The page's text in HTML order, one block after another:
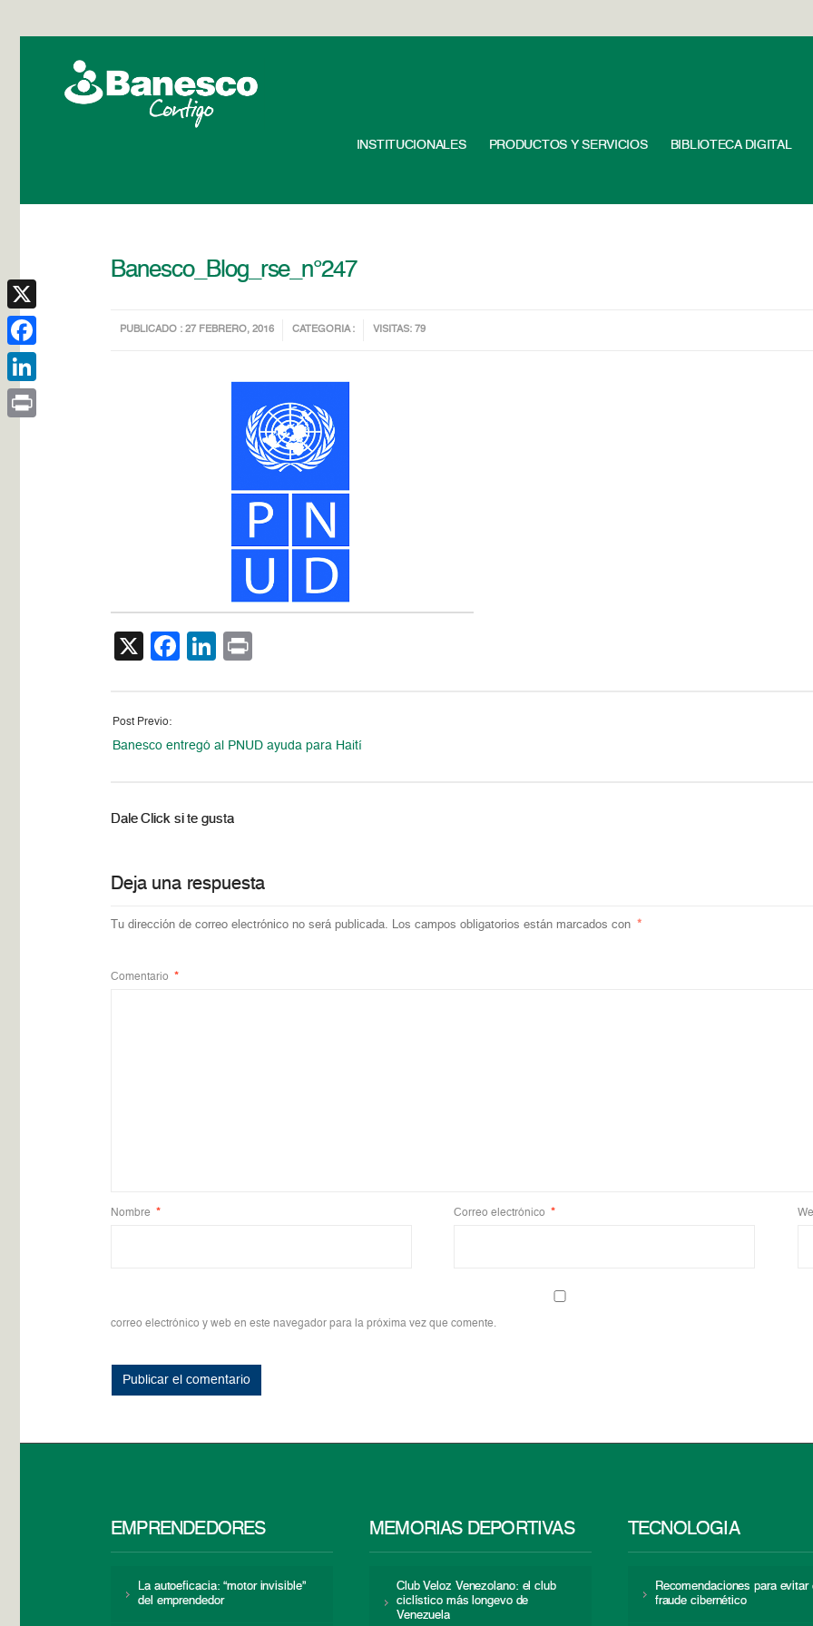
INSTITUCIONALES PRODUCTOS Y SERVICIOS BIBLIOTECA DIGITAL
Banesco_Blog_rse_n°247
PUBLICADO : 27 FEBRERO, 2016 CATEGORIA : VISITAS: 79
X Facebook
LinkedIn
Post Previo:
Banesco entregó al PNUD ayuda para Haití
Dale Click si te gusta
Deja una respuesta
Tu dirección de correo electrónico no será publicada. Los campos obligatorios están marcados con *
Comentario *
Nombre * Correo electrónico *
correo electrónico y web en este navegador para la próxima vez que comente.
EMPRENDEDORES
La autoeficacia: “motor invisible”
del emprendedor
MEMORIAS DEPORTIVAS
Club Veloz Venezolano: el club
ciclístico más longevo de
Venezuela
TECNOLOGÍA
Recomendaciones para evitar
fraude cibernético
X
Facebook
LinkedIn